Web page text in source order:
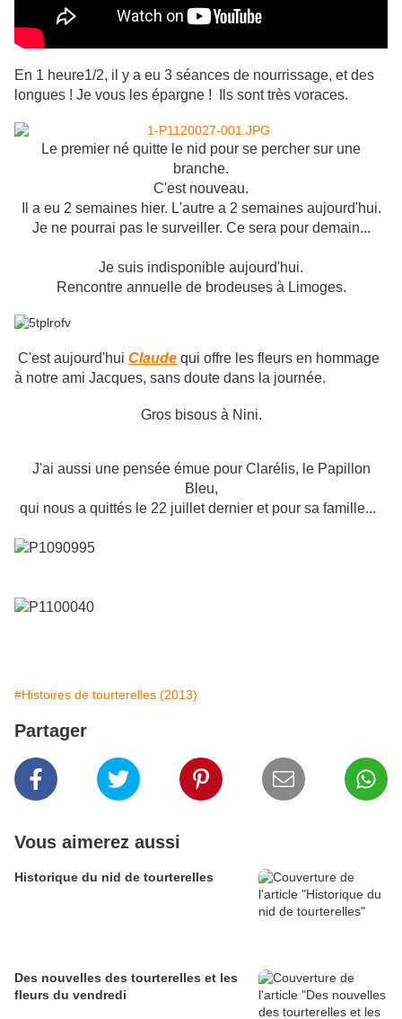
En 1 heure1/2, il y a eu 3 séances de nourrissage, et des
longues ! Je vous les épargne !
Ils sont très voraces.
Le premier né quitte le nid pour se percher sur une
branche.
C'est nouveau.
Il a eu 2 semaines hier. L'autre a 2 semaines aujourd'hui.
Je ne pourrai pas le surveiller. Ce sera pour demain...
Je suis indisponible aujourd'hui.
Rencontre annuelle de brodeuses à Limoges.
C'est aujourd'hui Claude qui offre les fleurs en hommage
à notre ami Jacques, sans doute dans la journée.
Gros bisous à Nini.
J'ai aussi une pensée émue pour Clarélis, le Papillon
Bleu,
qui nous a quittés le 22 juillet dernier et pour sa famille...
#Histoires de tourterelles (2013)
Partager
Vous aimerez aussi
Historique du nid de tourterelles
Des nouvelles des tourterelles et les
fleurs du vendredi